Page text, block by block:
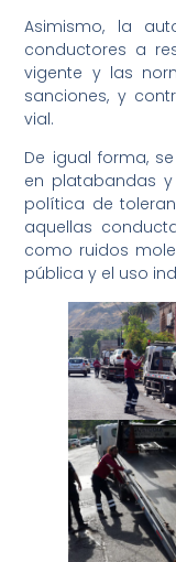
Asimismo, la
conductores a
vigente y las
sanciones, y
vial.
De igual forma,
en platabandas
política de
aquellas
como ruidos
pública y el uso